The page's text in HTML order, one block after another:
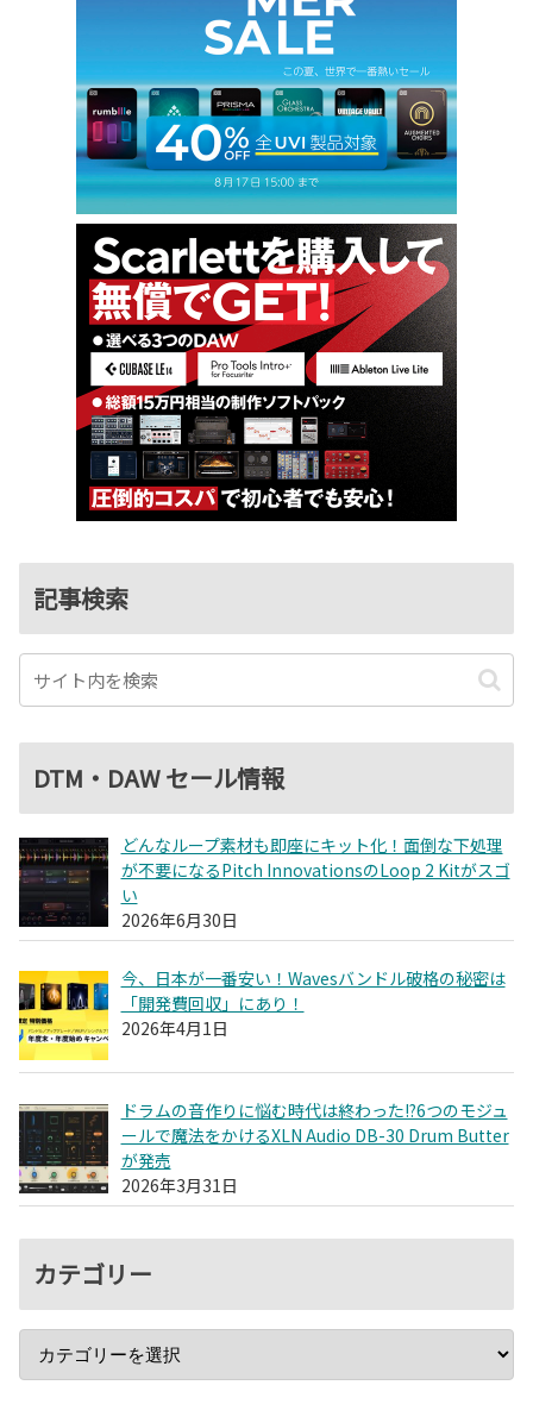
記事検索
DTM・DAW セール情報
どんなループ素材も即座にキット化！面倒な下処理
が不要になるPitch InnovationsのLoop 2 Kitがスゴ
い
2026年6月30日
今、日本が一番安い！Wavesバンドル破格の秘密は
「開発費回収」にあり！
2026年4月1日
ドラムの音作りに悩む時代は終わった!?6つのモジュ
ールで魔法をかけるXLN Audio DB-30 Drum Butter
が発売
2026年3月31日
カテゴリー